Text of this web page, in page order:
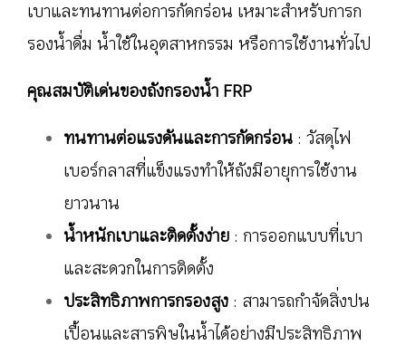
เบาและทนทานต่อการกัดกร่อน เหมาะสำหรับการก
รองน้ำดื่ม น้ำใช้ในอุตสาหกรรม หรือการใช้งานทั่วไป
คุณสมบัติเด่นของถังกรองน้ำ FRP
ทนทานต่อแรงดันและการกัดกร่อน : วัสดุไฟ
เบอร์กลาสที่แข็งแรงทำให้ถังมีอายุการใช้งาน
ยาวนาน
น้ำหนักเบาและติดตั้งง่าย : การออกแบบที่เบา
และสะดวกในการติดตั้ง
ประสิทธิภาพการกรองสูง : สามารถกำจัดสิ่งปน
เปื้อนและสารพิษในน้ำได้อย่างมีประสิทธิภาพ